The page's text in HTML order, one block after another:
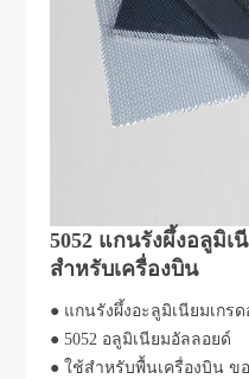
5052 แกนรังผึ้งอลูมิเ
สำหรับเครื่องบิน
● แกนรังผึ้งอะลูมิเนียมเกร
● 5052 อลูมิเนียมอัลลอยด์
● ใช้สำหรับพื้นเครื่องบิน ข